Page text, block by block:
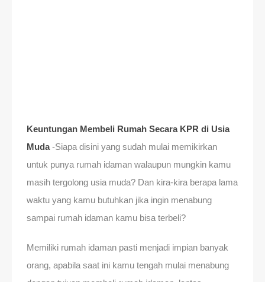
Keuntungan Membeli Rumah Secara KPR di Usia
Muda-Siapa disini yang sudah mulai memikirkan
untuk punya rumah idaman walaupun mungkin kamu
masih tergolong usia muda? Dan kira-kira berapa lama
waktu yang kamu butuhkan jika ingin menabung
sampai rumah idaman kamu bisa terbeli?
Memiliki rumah idaman pasti menjadi impian banyak
orang, apabila saat ini kamu tengah mulai menabung